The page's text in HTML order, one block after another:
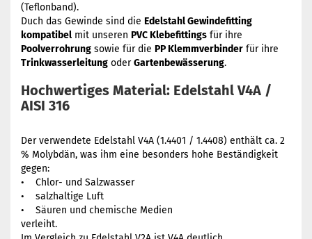
(Teflonband).
Duch das Gewinde sind die Edelstahl Gewindefitting
kompatibel mit unseren PVC Klebefittings für ihre
Poolverrohrung sowie für die PP Klemmverbinder für ihre
Trinkwasserleitung oderGartenbewässerung.
Hochwertiges Material: Edelstahl V4A /
AISI 316
Der verwendete Edelstahl V4A (1.4401 / 1.4408) enthält ca. 2
% Molybdän, was ihm eine besonders hohe Beständigkeit
gegen:
• Chlor- und Salzwasser
• salzhaltige Luft
• Säuren und chemische Medien
verleiht.